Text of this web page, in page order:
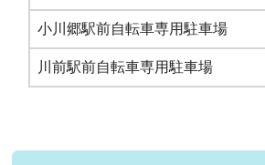
小川郷駅前自転車専用駐車場
川前駅前自転車専用駐車場